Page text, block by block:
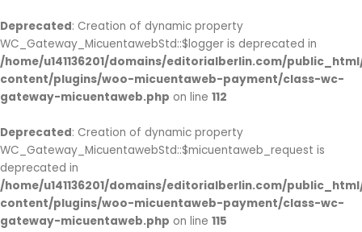
Deprecated: Creation of dynamic property
WC_Gateway_MicuentawebStd::$logger is deprecated in
/home/u141136201/domains/editorialberlin.com/
content/plugins/woo-micuentaweb-payment/class-wc-
gateway-micuentaweb.php on line 112
Deprecated: Creation of dynamic property
WC_Gateway_MicuentawebStd::$micuentaweb_request is
deprecated in
/home/u141136201/domains/editorialberlin.com/
content/plugins/woo-micuentaweb-payment/class-wc-
gateway-micuentaweb.php on line 115
al
contenido